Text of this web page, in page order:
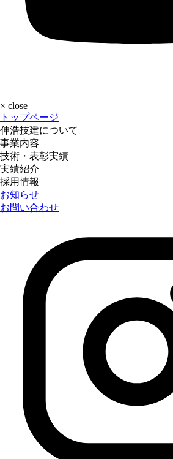
× close
トップページ
伸浩技建について
事業内容
技術・表彰実績
実績紹介
採用情報
お知らせ
お問い合わせ